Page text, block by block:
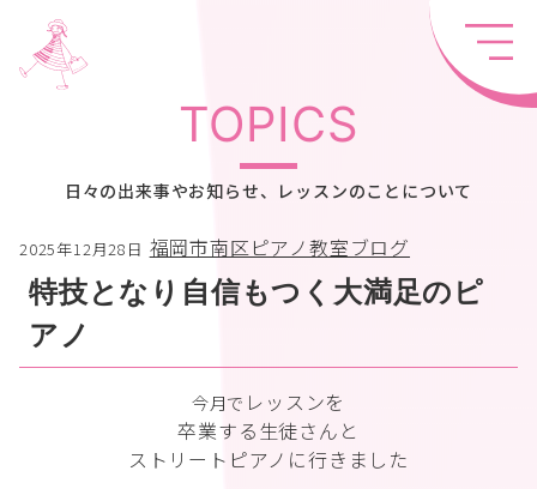
TOPICS
日々の出来事やお知らせ、レッスンのことについて
2025年12月28日 福岡市南区ピアノ教室ブログ
特技となり自信もつく大満足のピ
アノ
今月で レッスンを
卒業する生徒さんと
ストリートピアノに行きました